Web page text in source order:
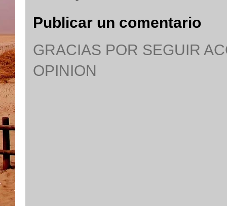
Publicar un comentario
GRACIAS POR SEGUIR
OPINION